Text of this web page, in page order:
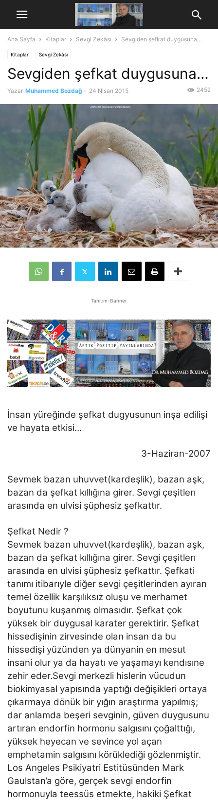
Ana Sayfa Kitaplar Sevgi Zekâsı Sevgiden şefkat duygusuna…
Kitaplar Sevgi Zekâsı
Sevgiden şefkat duygusuna…
Yazar Muhammed Bozdağ - 24 Nisan 2015 2452
Tanıtım-Banner
İnsan yüreğinde şefkat dugyusunun inşa edilişi
ve hayata etkisi…
3-Haziran-2007
Sevmek bazan uhuvvet(kardeşlik), bazan aşk,
bazan da şefkat kıllığına girer. Sevgi çeşitlerı
arasında en ulvisi şüphesiz şefkattır.
Şefkat Nedir ?
Sevmek bazan uhuvvet(kardeşlik), bazan aşk,
bazan da şefkat kıllığına girer. Sevgi çeşitlerı
arasında en ulvisi şüphesiz şefkattır. Şefkati
tanımı itibarıyle diğer sevgi çeşitlerinden ayıran
temel özellik karşılıksız oluşu ve merhamet
boyutunu kuşanmış olmasıdır. Şefkat çok
yüksek bir duygusal karater gerektirir. Şefkat
hissedişinin zirvesinde olan insan da bu
hissedişi yüzünden ya dünyanin en mesut
insani olur ya da hayatı ve yaşamayı kendısıne
zehir eder.Sevgi merkezli hislerin vücudun
biokimyasal yapısında yaptığı değişikleri ortaya
çıkarmaya dönük bir yığın araştırma yapılmış;
dar anlamda beşeri sevginin, güven duygusunu
artıran endorfin hormonu salgısını çoğalttığı,
yüksek heyecan ve sevince yol açan
emphetamin salgısını körüklediği gözlenmiştir.
Los Angeles Psikiyatri Estitüsünden Mark
Gaulstan’a göre, gerçek sevgi endorfin
hormonuyla teessüs etmekte, hakiki Şefkat